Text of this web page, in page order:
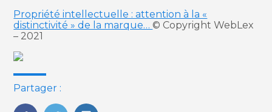
Propriété intellectuelle : attention à la «
distinctivité » de la marque… © Copyright WebLex
– 2021
Partager :